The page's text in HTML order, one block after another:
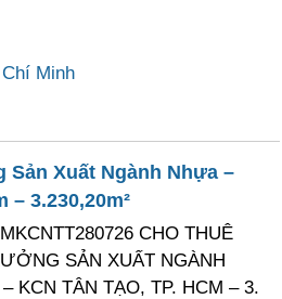
Minh
Sản Xuất Ngành Nhựa –
– 3.230,20m²
CHO THUÊ
SẢN XUẤT NGÀNH
KCN TÂN TẠO, TP. HCM – 3.